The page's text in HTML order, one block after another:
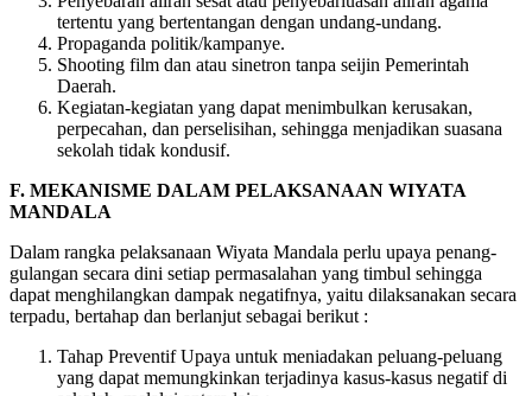
tertentu yang bertentangan dengan undang-undang.
Propaganda politik/kampanye.
Shooting film dan atau sinetron tanpa seijin Pemerintah
Daerah.
Kegiatan-kegiatan yang dapat menimbulkan kerusakan,
perpecahan, dan perselisihan, sehingga menjadikan suasana
sekolah tidak kondusif.
F. MEKANISME DALAM PELAKSANAAN WIYATA
MANDALA
Dalam rangka pelaksanaan Wiyata Mandala perlu upaya penang-
gulangan secara dini setiap permasalahan yang timbul sehingga
dapat menghilangkan dampak negatifnya, yaitu dilaksanakan secara
terpadu, bertahap dan berlanjut sebagai berikut :
Tahap Preventif Upaya untuk meniadakan peluang-peluang
yang dapat memungkinkan terjadinya kasus-kasus negatif di